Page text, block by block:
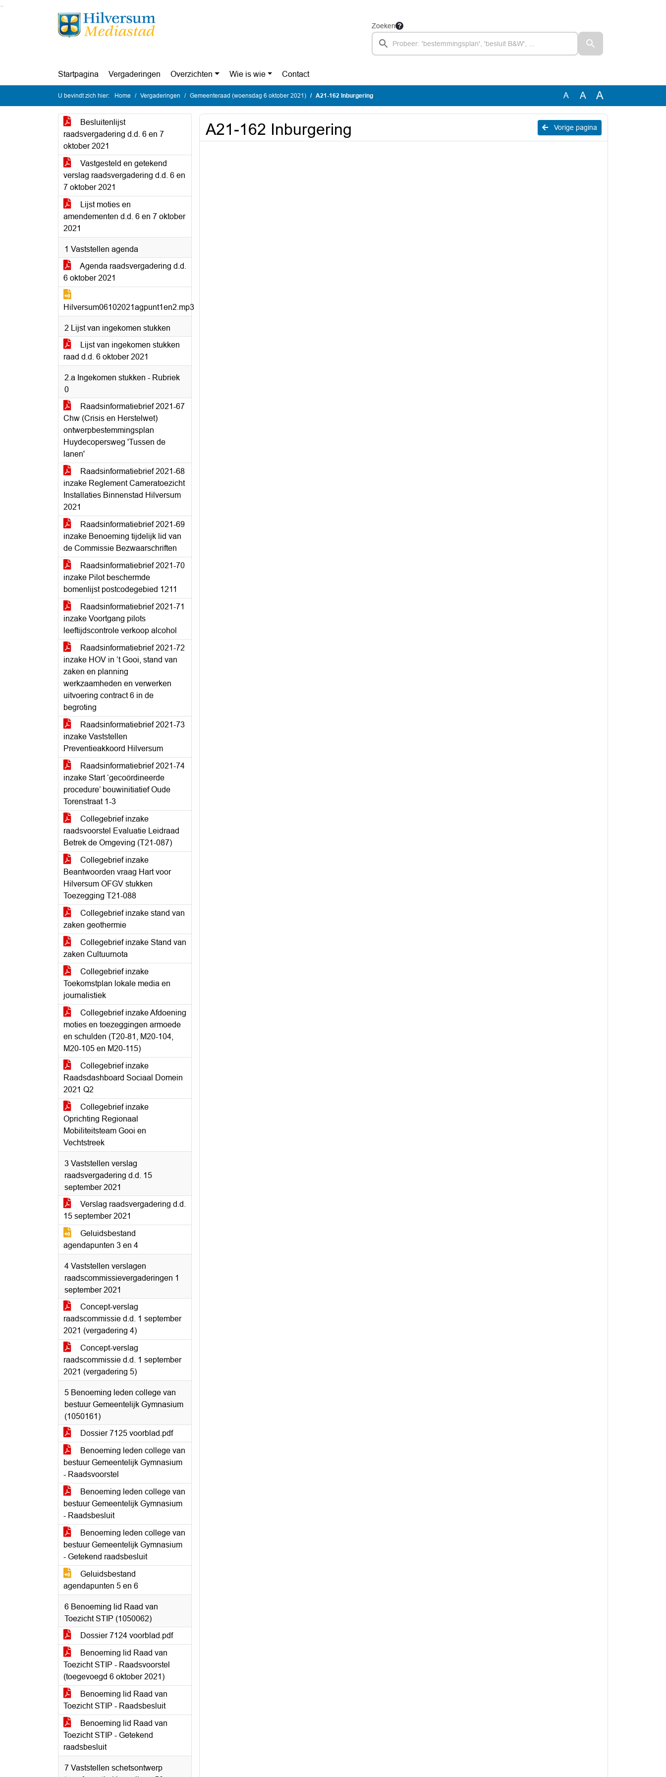
Ga naar de inhoud van deze pagina
Ga naar het zoeken
Ga naar het menu
Zoeken
Startpagina Vergaderingen Overzichten Wie is wie Contact
U bevindt zich hier: Home Vergaderingen Gemeenteraad (woensdag 6 oktober 2021) A21-162 Inburgering A A A
Besluitenlijst
raadsvergadering d.d. 6 en 7
oktober 2021
Vastgesteld en getekend
verslag raadsvergadering d.d. 6 en
7 oktober 2021
Lijst moties en
amendementen d.d. 6 en 7 oktober
2021
1 Vaststellen agenda
Agenda raadsvergadering d.d.
6 oktober 2021
Hilversum06102021agpunt1en2.mp3
2 Lijst van ingekomen stukken
Lijst van ingekomen stukken
raad d.d. 6 oktober 2021
2.a Ingekomen stukken - Rubriek
0
Raadsinformatiebrief 2021-67
Chw (Crisis en Herstelwet)
ontwerpbestemmingsplan
Huydecopersweg 'Tussen de
lanen'
Raadsinformatiebrief 2021-68
inzake Reglement Cameratoezicht
Installaties Binnenstad Hilversum
2021
Raadsinformatiebrief 2021-69
inzake Benoeming tijdelijk lid van
de Commissie Bezwaarschriften
Raadsinformatiebrief 2021-70
inzake Pilot beschermde
bomenlijst postcodegebied 1211
Raadsinformatiebrief 2021-71
inzake Voortgang pilots
leeftijdscontrole verkoop alcohol
Raadsinformatiebrief 2021-72
inzake HOV in ’t Gooi, stand van
zaken en planning
werkzaamheden en verwerken
uitvoering contract 6 in de
begroting
Raadsinformatiebrief 2021-73
inzake Vaststellen
Preventieakkoord Hilversum
Raadsinformatiebrief 2021-74
inzake Start ‘gecoördineerde
procedure’ bouwinitiatief Oude
Torenstraat 1-3
Collegebrief inzake
raadsvoorstel Evaluatie Leidraad
Betrek de Omgeving (T21-087)
Collegebrief inzake
Beantwoorden vraag Hart voor
Hilversum OFGV stukken
Toezegging T21-088
Collegebrief inzake stand van
zaken geothermie
Collegebrief inzake Stand van
zaken Cultuurnota
Collegebrief inzake
Toekomstplan lokale media en
journalistiek
Collegebrief inzake Afdoening
moties en toezeggingen armoede
en schulden (T20-81, M20-104,
M20-105 en M20-115)
Collegebrief inzake
Raadsdashboard Sociaal Domein
2021 Q2
Collegebrief inzake
Oprichting Regionaal
Mobiliteitsteam Gooi en
Vechtstreek
3 Vaststellen verslag
raadsvergadering d.d. 15
september 2021
Verslag raadsvergadering d.d.
15 september 2021
Geluidsbestand
agendapunten 3 en 4
4 Vaststellen verslagen
raadscommissievergaderingen 1
september 2021
Concept-verslag
raadscommissie d.d. 1 september
2021 (vergadering 4)
Concept-verslag
raadscommissie d.d. 1 september
2021 (vergadering 5)
5 Benoeming leden college van
bestuur Gemeentelijk Gymnasium
(1050161)
Dossier 7125 voorblad.pdf
Benoeming leden college van
bestuur Gemeentelijk Gymnasium
- Raadsvoorstel
Benoeming leden college van
bestuur Gemeentelijk Gymnasium
- Raadsbesluit
Benoeming leden college van
bestuur Gemeentelijk Gymnasium
- Getekend raadsbesluit
Geluidsbestand
agendapunten 5 en 6
6 Benoeming lid Raad van
Toezicht STIP (1050062)
Dossier 7124 voorblad.pdf
Benoeming lid Raad van
Toezicht STIP - Raadsvoorstel
(toegevoegd 6 oktober 2021)
Benoeming lid Raad van
Toezicht STIP - Raadsbesluit
Benoeming lid Raad van
Toezicht STIP - Getekend
raadsbesluit
7 Vaststellen schetsontwerp
Vorige pagina
A21-162 Inburgering